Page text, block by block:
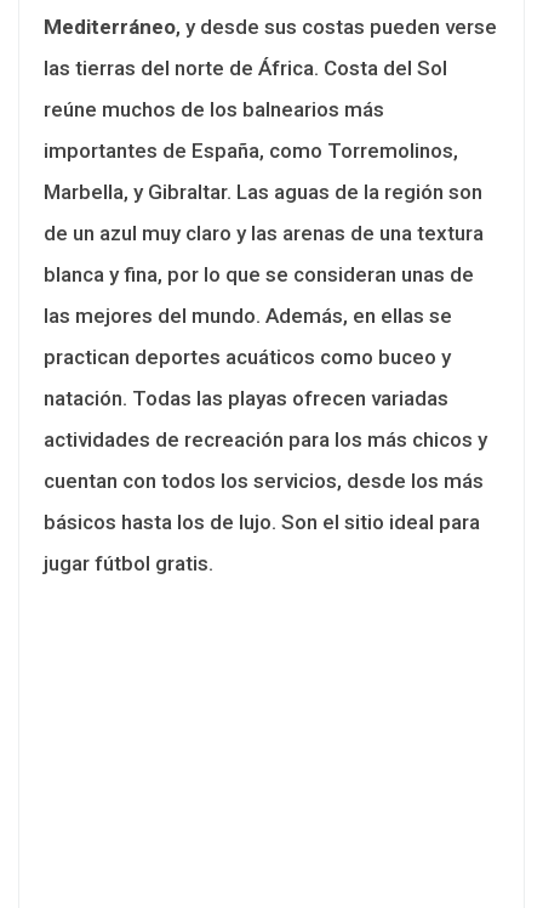
Mediterráneo, y desde sus costas pueden verse
las tierras del norte de África. Costa del Sol
reúne muchos de los balnearios más
importantes de España, como Torremolinos,
Marbella, y Gibraltar. Las aguas de la región son
de un azul muy claro y las arenas de una textura
blanca y fina, por lo que se consideran unas de
las mejores del mundo. Además, en ellas se
practican deportes acuáticos como buceo y
natación. Todas las playas ofrecen variadas
actividades de recreación para los más chicos y
cuentan con todos los servicios, desde los más
básicos hasta los de lujo. Son el sitio ideal para
jugar fútbol gratis.